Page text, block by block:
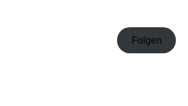
Folgen